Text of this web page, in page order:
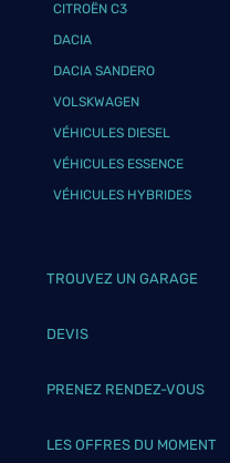
CITROËN C3
DACIA
DACIA SANDERO
VOLSKWAGEN
VÉHICULES DIESEL
VÉHICULES ESSENCE
VÉHICULES HYBRIDES
TROUVEZ UN GARAGE
DEVIS
PRENEZ RENDEZ-VOUS
LES OFFRES DU MOMENT